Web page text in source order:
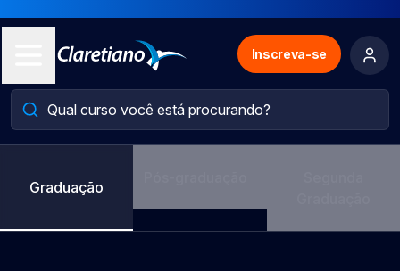
Inscreva-se
Graduação